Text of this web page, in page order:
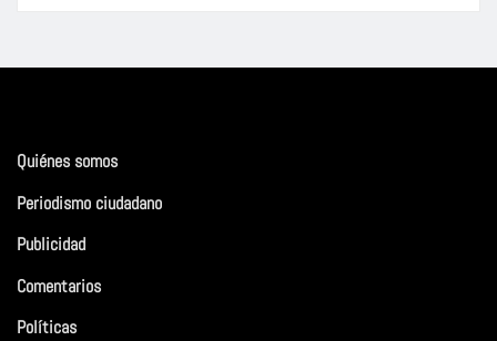
Quiénes somos
Periodismo ciudadano
Publicidad
Comentarios
Políticas